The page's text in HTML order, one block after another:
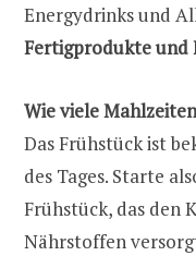
Energydrinks und
Fertigprodukte und
Wie viele
Das Frühstück ist
des Tages. Starte
Frühstück, das den
Nährstoffen